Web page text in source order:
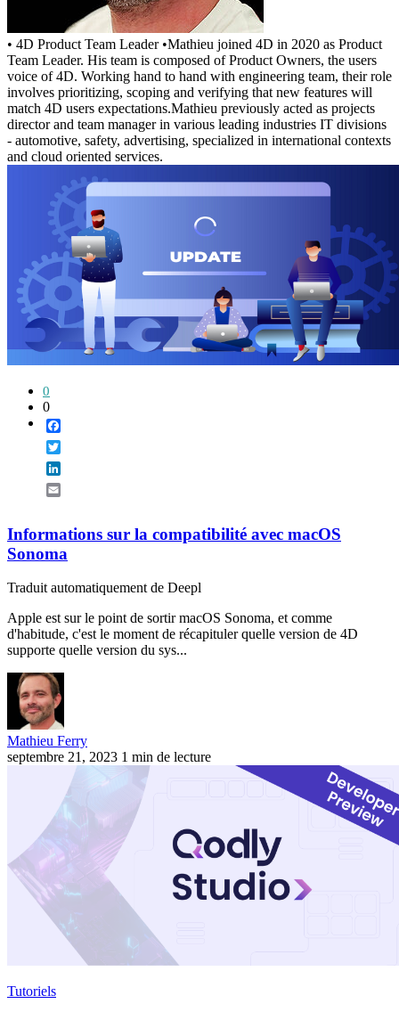
• 4D Product Team Leader •Mathieu joined 4D in 2020 as Product
Team Leader. His team is composed of Product Owners, the users
voice of 4D. Working hand to hand with engineering team, their role
involves prioritizing, scoping and verifying that new features will
match 4D users expectations.Mathieu previously acted as projects
director and team manager in various leading industries IT divisions
- automotive, safety, advertising, specialized in international contexts
and cloud oriented services.
0
0
Informations sur la compatibilité avec macOS
Sonoma
Traduit automatiquement de Deepl
Apple est sur le point de sortir macOS Sonoma, et comme
d'habitude, c'est le moment de récapituler quelle version de 4D
supporte quelle version du sys...
Mathieu Ferry
septembre 21, 2023 1 min de lecture
Tutoriels